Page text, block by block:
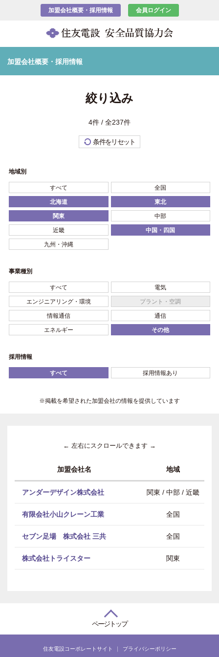
加盟会社概要・採用情報 会員ログイン
加盟会社概要・採用情報
絞り込み
4件 / 全237件
条件をリセット
地域別
すべて 全国
北海道 東北
関東 中部
近畿 中国・四国
九州・沖縄
事業種別
すべて 電気
エンジニアリング・環境 プラント・空調
情報通信 通信
エネルギー その他
採用情報
すべて 採用情報あり
※掲載を希望された加盟会社の情報を提供しています
← 左右にスクロールできます →
加盟会社名 地域
アンダーデザイン株式会社 関東 / 中部 / 近畿
有限会社小山クレーン工業 全国
セブン足場 株式会社 三共 全国
株式会社トライスター 関東
ページトップ
住友電設コーポレートサイト プライバシーポリシー